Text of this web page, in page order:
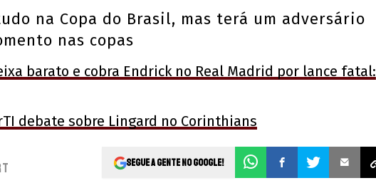
na Copa do Brasil, mas terá um adversário
nas copas
barato e cobra Endrick no Real Madrid por lance fatal:
debate sobre Lingard no Corinthians
Segue a gente no Google!